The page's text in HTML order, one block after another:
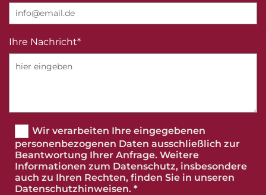
Ihre Nachricht*
Wir verarbeiten Ihre eingegebenen
personenbezogenen Daten ausschließlich zur
Beantwortung Ihrer Anfrage. Weitere
Informationen zum Datenschutz, insbesondere
auch zu Ihren Rechten, finden Sie in unseren
Datenschutzhinweisen. *